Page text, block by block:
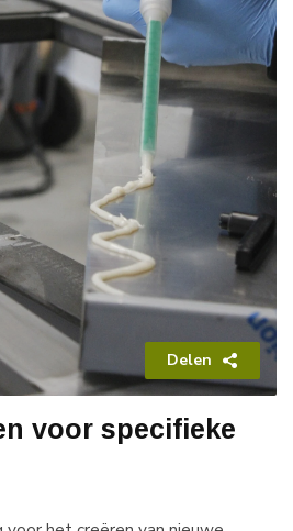
Delen
voor specifieke